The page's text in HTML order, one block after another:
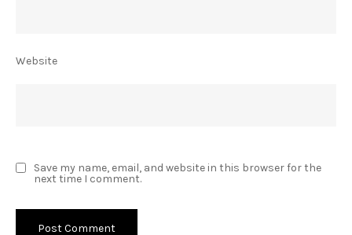
Website
Save my name, email, and website in this browser for the
next time I comment.